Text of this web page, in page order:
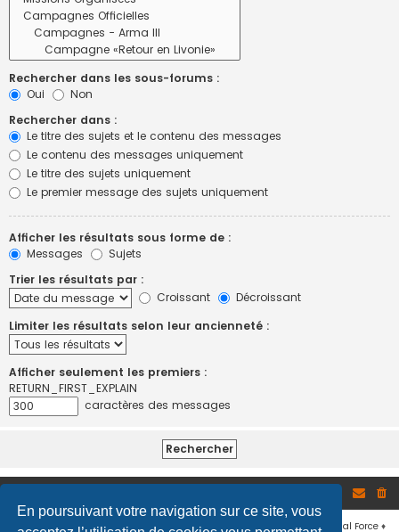
En poursuivant votre navigation sur ce site, vous
Rechercher dans les sous-forums :
Oui
Non
Rechercher dans :
Le titre des sujets et le contenu des messages
Le contenu des messages uniquement
Le titre des sujets uniquement
Le premier message des sujets uniquement
Afficher les résultats sous forme de :
Messages
Sujets
Trier les résultats par :
Croissant
Décroissant
Limiter les résultats selon leur ancienneté :
Afficher seulement les premiers :
RETURN_FIRST_EXPLAIN
caractères des messages
Développé par phpBB® Forum Software © phpBB Limited♦ © 2019Virtual Force ♦